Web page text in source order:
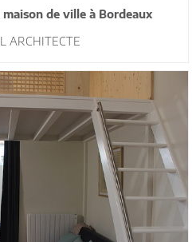
de ville à Bordeaux
ARCHITECTE